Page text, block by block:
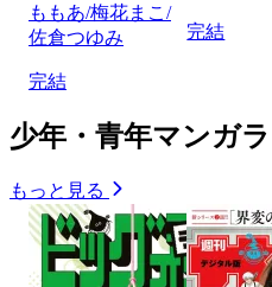
ももあ/梅花まこ/
佐倉つゆみ
完結
完結
少年・青年マンガ
もっと見る